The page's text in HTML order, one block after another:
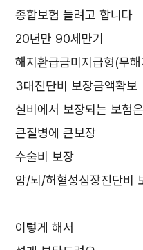
종합보험 들려고 합니다
20년만 90세만기
해지환급금미지급형(무
3대진단비 보장금액확보
실비에서 보장되는 보험
큰질병에 큰보장
수술비 보장
암/뇌/허혈성심장진단비
이렇게 해서